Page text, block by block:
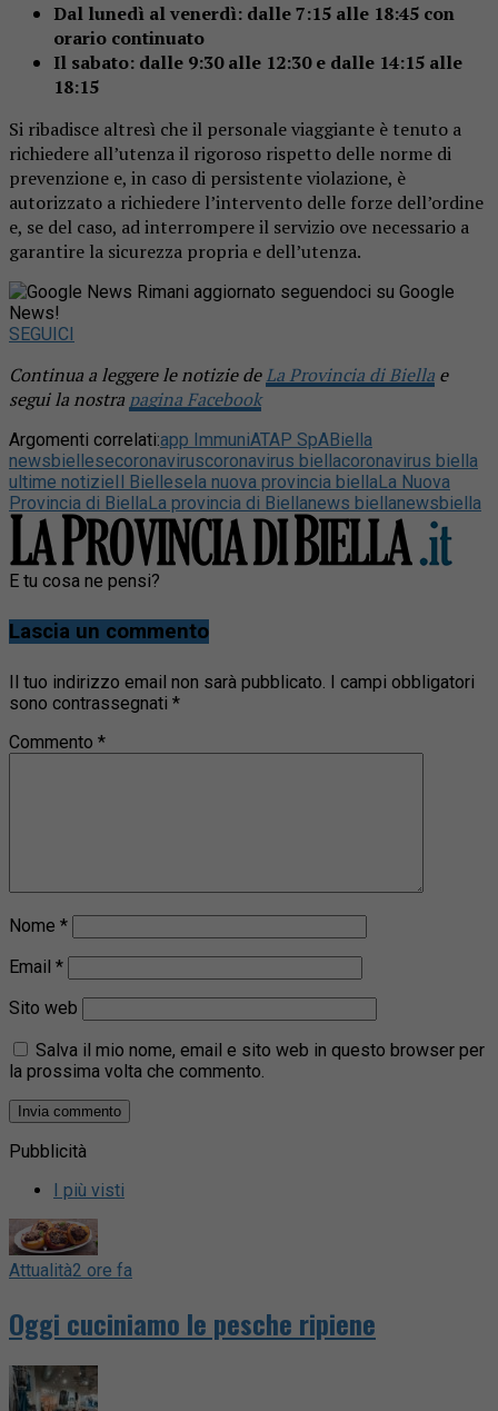
Dal lunedì al venerdì: dalle 7:15 alle 18:45 con
orario continuato
Il sabato: dalle 9:30 alle 12:30 e dalle 14:15 alle
18:15
Si ribadisce altresì che il personale viaggiante è tenuto a
richiedere all’utenza il rigoroso rispetto delle norme di
prevenzione e, in caso di persistente violazione, è
autorizzato a richiedere l’intervento delle forze dell’ordine
e, se del caso, ad interrompere il servizio ove necessario a
garantire la sicurezza propria e dell’utenza.
Rimani aggiornato seguendoci su Google
News!
SEGUICI
Continua a leggere le notizie deLa Provincia di Biella e
segui la nostra pagina Facebook
Argomenti correlati:app ImmuniATAP SpABiella
newsbiellesecoronaviruscoronavirus biellacoronavirus biella
ultime notizie Il Biellese la nuova provincia biellaLa Nuova
Provincia di BiellaLa provincia di Biellanews biellanewsbiella
E tu cosa ne pensi?
Lascia un commento
Il tuo indirizzo email non sarà pubblicato. I campi obbligatori
sono contrassegnati *
Commento *
Nome *
Email *
Sito web
Salva il mio nome, email e sito web in questo browser per
la prossima volta che commento.
Pubblicità
I più visti
Attualità2 ore fa
Oggi cuciniamo le pesche ripiene